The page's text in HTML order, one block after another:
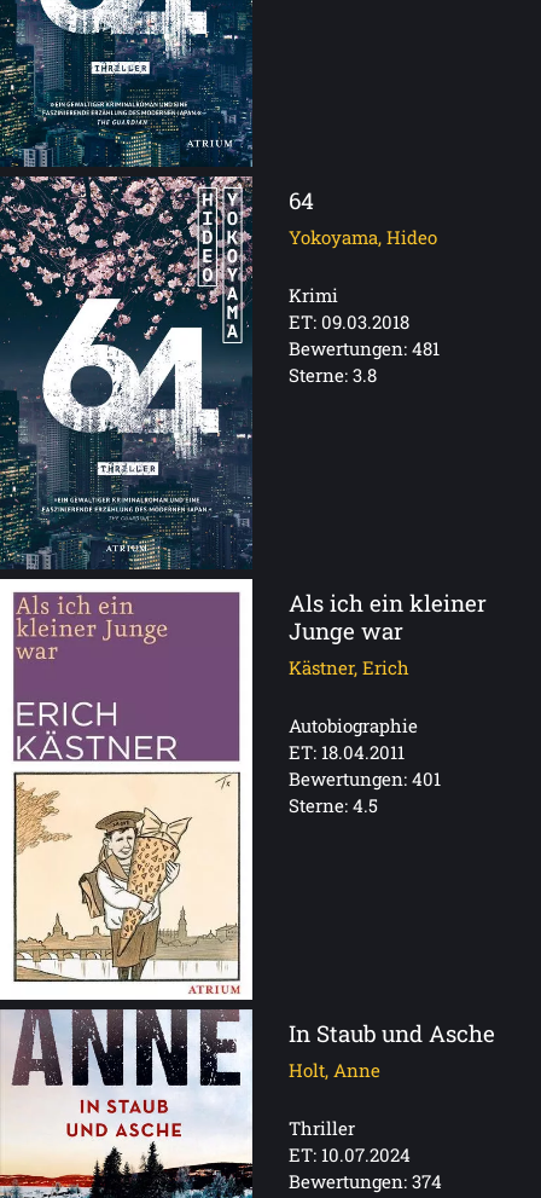
64
Yokoyama, Hideo
Krimi
ET: 09.03.2018
Bewertungen: 481
Sterne: 3.8
Als ich ein kleiner
Junge war
Kästner, Erich
Autobiographie
ET: 18.04.2011
Bewertungen: 401
Sterne: 4.5
In Staub und Asche
Holt, Anne
Thriller
ET: 10.07.2024
Bewertungen: 374